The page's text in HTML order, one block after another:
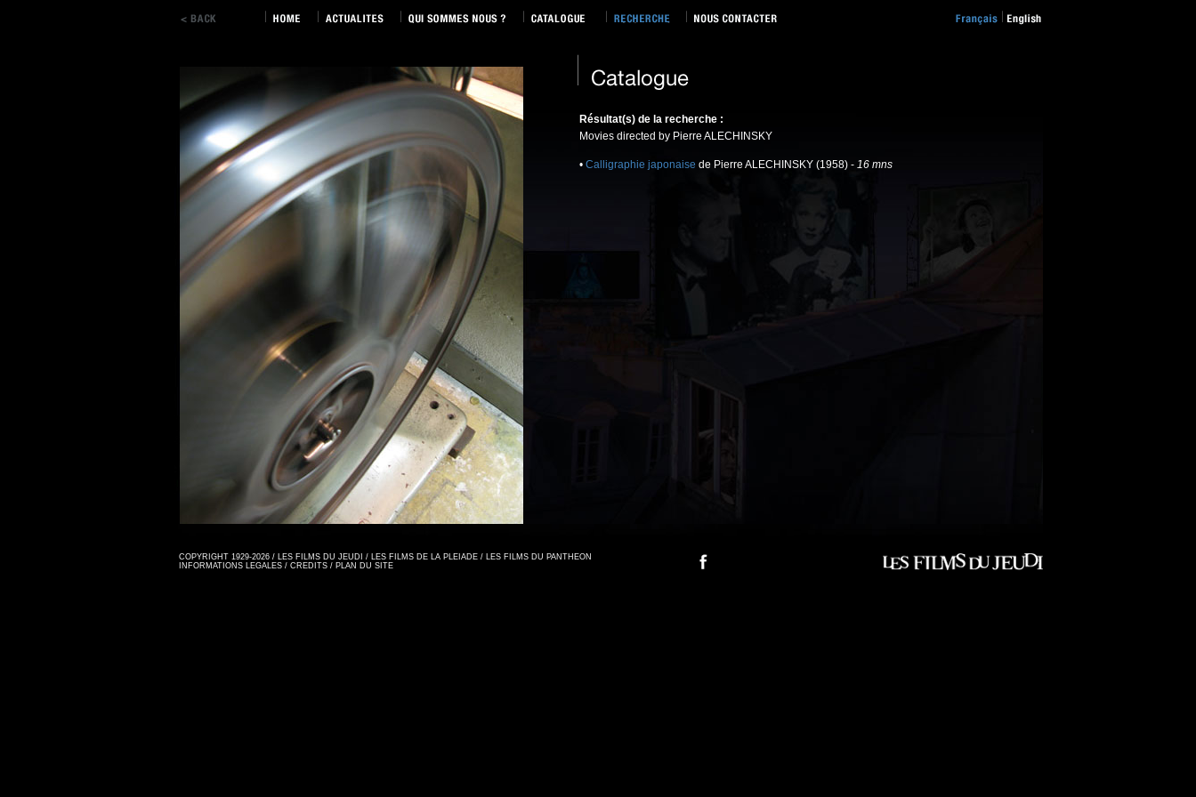
Résultat(s) de la recherche :
Movies directed by Pierre ALECHINSKY
• Calligraphie japonaise de Pierre ALECHINSKY (1958) - 16 mns
COPYRIGHT 1929-2026 / LES FILMS DU JEUDI / LES FILMS DE LA PLEIADE / LES FILMS DU PANTHEON
INFORMATIONS LEGALES / CREDITS / PLAN DU SITE